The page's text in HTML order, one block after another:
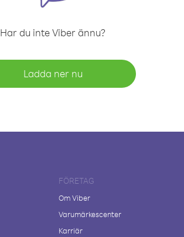
Har du inte Viber ännu?
Ladda ner nu
FÖRETAG
Om Viber
Varumärkescenter
Karriär